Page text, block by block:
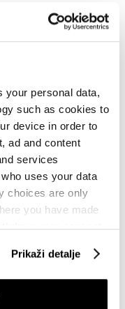
your personal data,
such as cookies to
device in order to
ad and content
services
uses your data
choices are only
you have made
your consent
Prikaži detalje
težak 100
poreza ponovo
KM više
KM
rast izdvajanja za